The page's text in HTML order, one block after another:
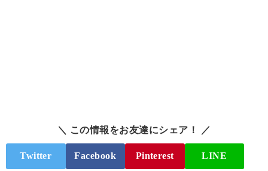
＼ この情報をお友達にシェア！ ／
Twitter Facebook Pinterest LINE